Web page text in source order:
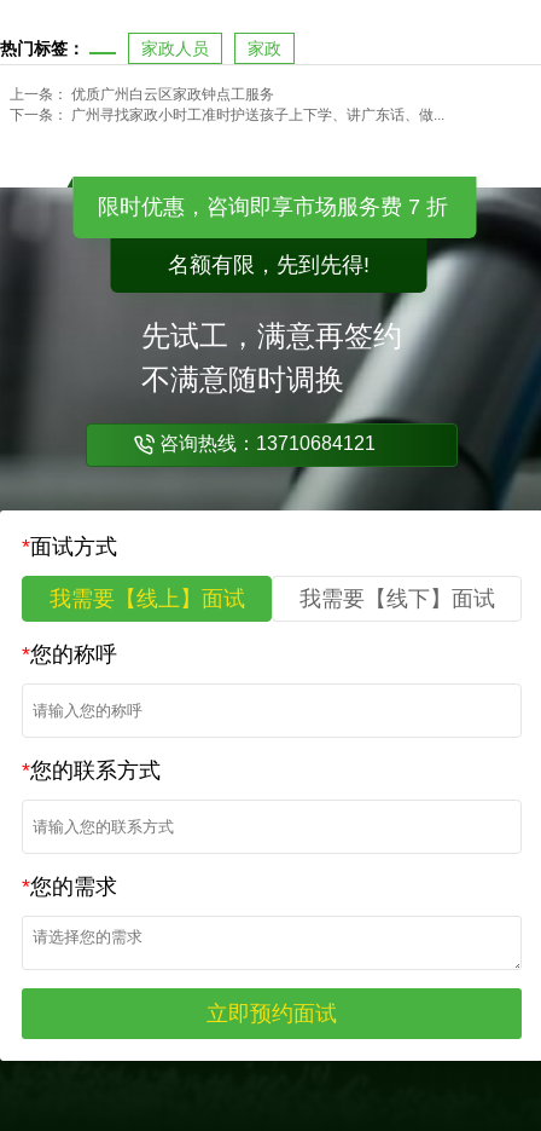
热门标签： 家政人员 家政
上一条： 优质广州白云区家政钟点工服务
下一条：
广州寻找家政小时工准时护送孩子上下学、讲广东话、做...
限时优惠，咨询即享市场服务费 7 折
名额有限，先到先得!
先试工，满意再签约
不满意随时调换
咨询热线：13710684121
*面试方式
我需要【线上】面试 我需要【线下】面试
*您的称呼
*您的联系方式
*您的需求